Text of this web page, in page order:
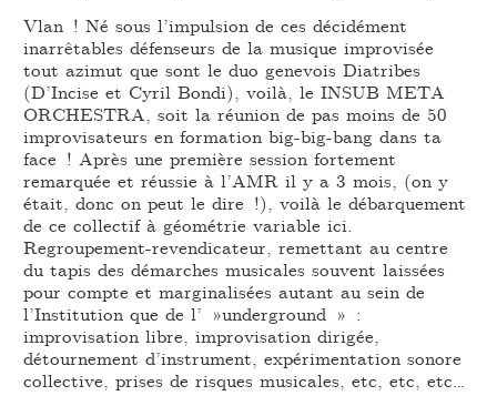
Vlan ! Né sous l’impulsion de ces décidément
inarrêtables défenseurs de la musique improvisée
tout azimut que sont le duo genevois Diatribes
(D’Incise et Cyril Bondi), voilà, le INSUB META
ORCHESTRA, soit la réunion de pas moins de 50
improvisateurs en formation big-big-bang dans ta
face ! Après une première session fortement
remarquée et réussie à l’AMR il y a 3 mois, (on y
était, donc on peut le dire !), voilà le débarquement
de ce collectif à géométrie variable ici.
Regroupement-revendicateur, remettant au centre
du tapis des démarches musicales souvent laissées
pour compte et marginalisées autant au sein de
l’Institution que de l’ »underground » :
improvisation libre, improvisation dirigée,
détournement d’instrument, expérimentation sonore
collective, prises de risques musicales, etc, etc, etc…